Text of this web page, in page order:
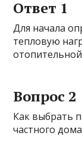
Ответ 1
Для начала
тепловую
Вопрос 2
Как выбрать
частного